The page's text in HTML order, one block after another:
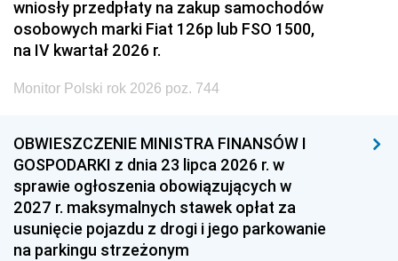
wniosły przedpłaty na zakup samochodów
osobowych marki Fiat 126p lub FSO 1500,
na IV kwartał 2026 r.
Monitor Polski rok 2026 poz. 744
OBWIESZCZENIE MINISTRA FINANSÓW I
GOSPODARKI z dnia 23 lipca 2026 r. w
sprawie ogłoszenia obowiązujących w
2027 r. maksymalnych stawek opłat za
usunięcie pojazdu z drogi i jego parkowanie
na parkingu strzeżonym